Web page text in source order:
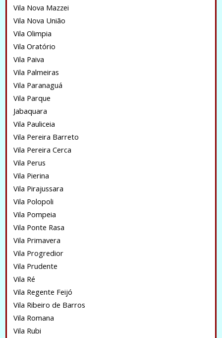
Vila Nova Mazzei
Vila Nova União
Vila Olimpia
Vila Oratório
Vila Paiva
Vila Palmeiras
Vila Paranaguá
Vila Parque
Jabaquara
Vila Pauliceia
Vila Pereira Barreto
Vila Pereira Cerca
Vila Perus
Vila Pierina
Vila Pirajussara
Vila Polopoli
Vila Pompeia
Vila Ponte Rasa
Vila Primavera
Vila Progredior
Vila Prudente
Vila Ré
Vila Regente Feijó
Vila Ribeiro de Barros
Vila Romana
Vila Rubi